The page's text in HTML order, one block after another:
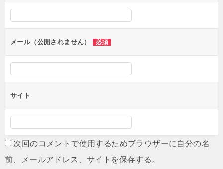
シ
ョ
ンメール（公開されません） 必須
サイト
次回のコメントで使用するためブラウザーに自分の名
前、メールアドレス、サイトを保存する。